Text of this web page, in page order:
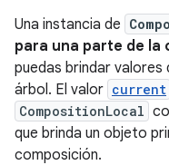
Una instancia de
para una parte de la
puedas brindar
árbol. El valor current
CompositionLocal
que brinda un objeto
composición.